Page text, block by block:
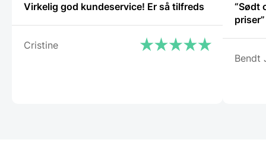
Virkelig god kundeservice! Er så tilfreds
Cristine
“Sødt
priser”
Bendt